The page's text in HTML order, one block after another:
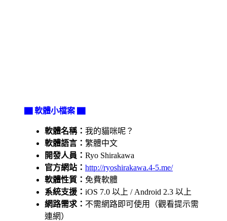
▇ 軟體小檔案 ▇
軟體名稱： 我的貓咪呢？
軟體語言： 繁體中文
開發人員： Ryo Shirakawa
官方網站： http://ryoshirakawa.4-5.me/
軟體性質： 免費軟體
系統支援： iOS 7.0 以上 / Android 2.3 以上
網路需求： 不需網路即可使用（觀看提示需
連網）